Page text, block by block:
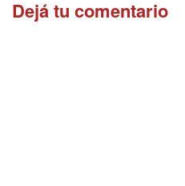
Dejá tu comentario